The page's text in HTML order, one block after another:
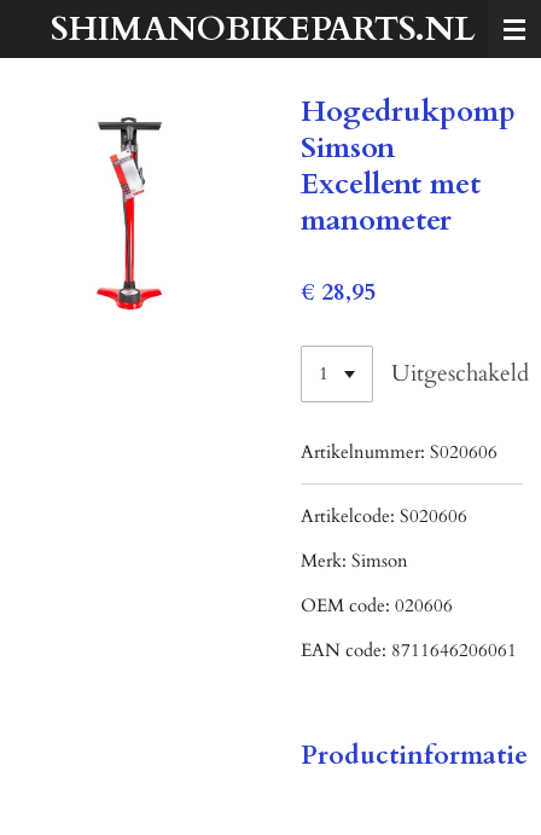
hoofdinhoud
SHIMANOBIKEPARTS.NL
Hogedrukpomp
Simson
Excellent met
manometer
€ 28,95
Uitgeschakeld
Artikelnummer: S020606
Artikelcode: S020606
Merk: Simson
OEM code: 020606
EAN code: 8711646206061
Productinformatie